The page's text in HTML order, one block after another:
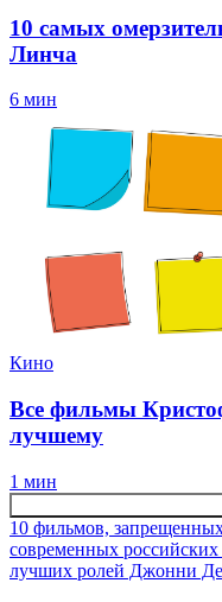
10 самых
Линча
6 мин
Кино
Все фильмы
лучшему
1 мин
10 фильмов,
современных
лучших ролей Джонни